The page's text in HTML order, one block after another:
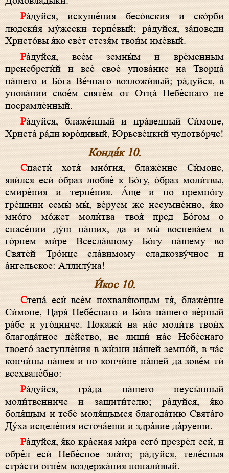
Ра́дуйся, искуше́ния бесо́вския и ско́рби
людски́я му́жески терпе́вый; ра́дуйся, за́поведи
Христо́вы я́ко све́т стезя́м твои́м име́вый.
Ра́дуйся, все́м земны́м и вре́менным
пренебреги́й и все́ свое́ упова́ние на Творца́
на́шего и Бо́га Ве́чнаго возложи́вый; ра́дуйся, в
упова́нии свое́м святе́м от Отца́ Небе́снаго не
посрамле́нный.
Ра́дуйся, блаже́нный и пра́ведный Си́моне,
Христа́ ра́ди юро́дивый, Юрьеве́цкий чудотво́рче!
Конда́к 10.
Спасти́ хотя́ мно́гия, блаже́нне Си́моне,
яви́лся еси́ о́браз любве́ к Бо́гу, о́браз моли́твы,
смире́ния и терпе́ния. А́ще и по премно́гу
гре́шнии есмы́ мы́, ве́руем же несумне́нно, я́ко
мно́го мо́жет моли́тва твоя́ пред Бо́гом о
спасе́нии ду́ш на́ших, да и мы́ воспева́ем в
го́рнем ми́ре Всесла́вному Бо́гу на́шему во
Святе́й Тро́ице сла́вимому сладкозву́чное и
а́нгельское: Аллилу́иа!
И́кос 10.
Стена́ еси́ все́м похваля́ющым тя́, блаже́нне
Си́моне, Царя́ Небе́снаго и Бо́га на́шего ве́рный
ра́бе и уго́дниче. Покажи́ на на́с моли́тв твои́х
благода́тное де́йство, не лиши́ на́с Небе́снаго
твоего́ заступле́ния в жи́зни на́шей земно́й, в ча́с
кончи́ны на́шея и по кончи́не на́шей да зове́м ти́
всехвале́бно:
Ра́дуйся, гра́да на́шего неусы́пный
моли́твенниче и защити́телю; ра́дуйся, я́ко
боля́щым и тебе́ моля́щымся благода́тию Свята́го
Ду́ха исцеле́ния источа́еши и здра́вие да́руеши.
Ра́дуйся, я́ко кра́сная ми́ра сего́ презре́л еси́, и
обре́л еси́ Небе́сное зла́то; ра́дуйся, теле́сныя
стра́сти огне́м воздержа́ния попали́вый.